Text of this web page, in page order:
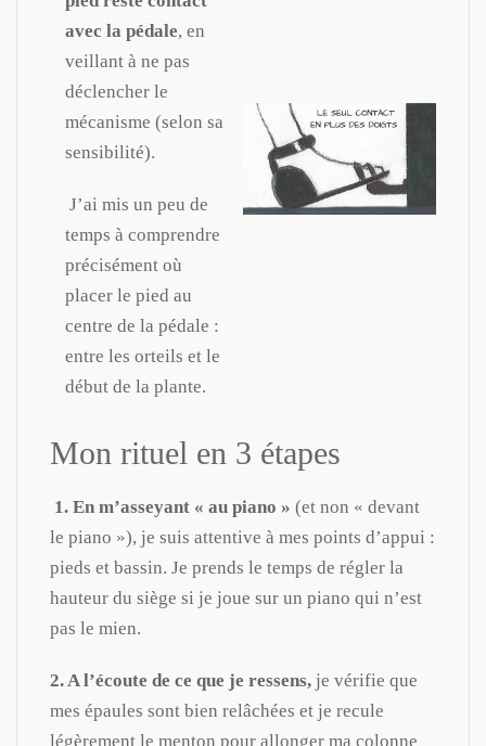
avec la pédale, en
veillant à ne pas
déclencher le
mécanisme (selon sa
sensibilité).
J’ai mis un peu de
temps à comprendre
précisément où
placer le pied au
centre de la pédale :
entre les orteils et le
début de la plante.
Mon rituel en 3 étapes
1. En m’asseyant « au piano » (et non « devant
le piano »), je suis attentive à mes points d’appui :
pieds et bassin. Je prends le temps de régler la
hauteur du siège si je joue sur un piano qui n’est
pas le mien.
2. A l’écoute de ce que je ressens, je vérifie que
mes épaules sont bien relâchées et je recule
légèrement le menton pour allonger ma colonne